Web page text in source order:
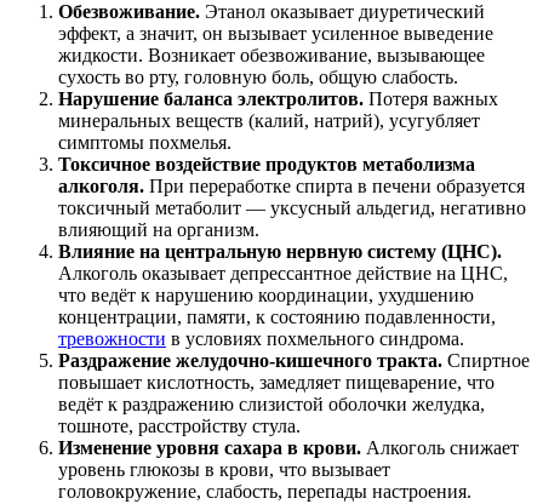
Обезвоживание. Этанол оказывает диуретический
эффект, а значит, он вызывает усиленное выведение
жидкости. Возникает обезвоживание, вызывающее
сухость во рту, головную боль, общую слабость.
Нарушение баланса электролитов. Потеря важных
минеральных веществ (калий, натрий), усугубляет
симптомы похмелья.
Токсичное воздействие продуктов метаболизма
алкоголя. При переработке спирта в печени образуется
токсичный метаболит ― уксусный альдегид, негативно
влияющий на организм.
Влияние на центральную нервную систему (ЦНС).
Алкоголь оказывает депрессантное действие на ЦНС,
что ведёт к нарушению координации, ухудшению
концентрации, памяти, к состоянию подавленности,
тревожности в условиях похмельного синдрома.
Раздражение желудочно-кишечного тракта. Спиртное
повышает кислотность, замедляет пищеварение, что
ведёт к раздражению слизистой оболочки желудка,
тошноте, расстройству стула.
Изменение уровня сахара в крови. Алкоголь снижает
уровень глюкозы в крови, что вызывает
головокружение, слабость, перепады настроения.